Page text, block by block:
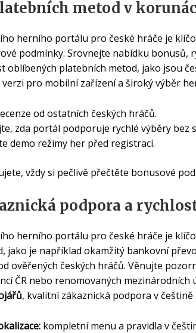
metod v
herního portálu pro české hráče je
podmínky. Srovnejte nabídku bonusů,
oblíbených platebních metod, jako jsou
pro mobilní zařízení a široký výběr
od ostatních českých hráčů.
zda portál podporuje rychlé výběry bez
demo režimy her před registrací.
vždy si pečlivě přečtěte bonusové
podpora a
herního portálu pro české hráče je
jako je například okamžitý bankovní
ověřených českých hráčů. Věnujte
ČR nebo renomovaných
, kvalitní zákaznická podpora v
kompletní menu a pravidla v